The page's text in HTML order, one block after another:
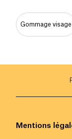
Gommage visage
Mentions